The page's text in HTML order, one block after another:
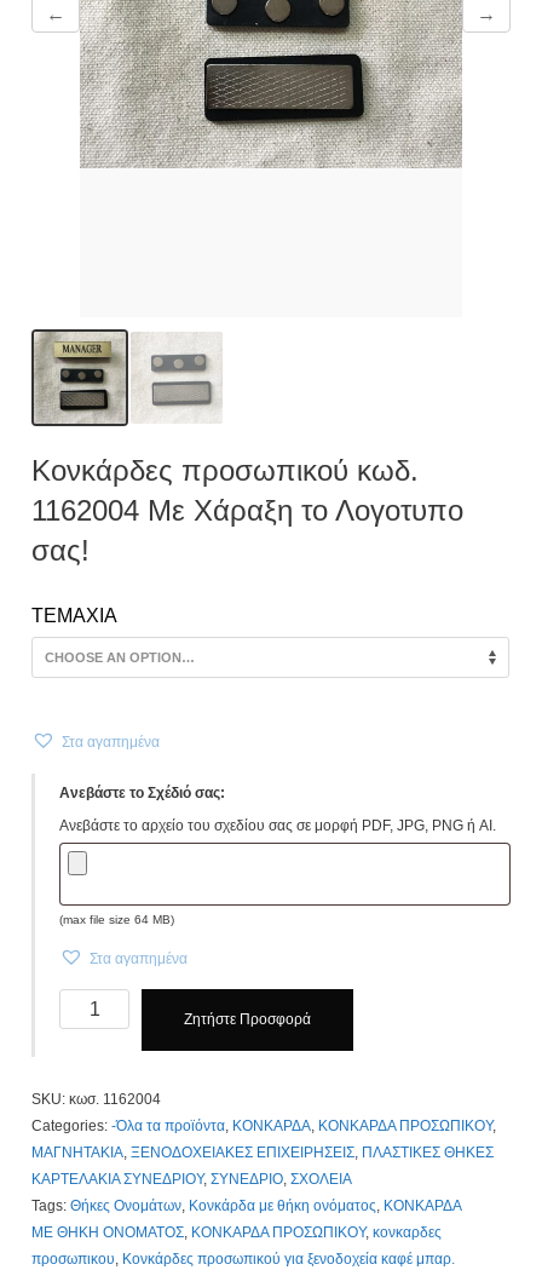
← →
Κονκάρδες προσωπικού κωδ.
1162004 Με Χάραξη το Λογοτυπο
σας!
TEMAXIA
Στα αγαπημένα
Ανεβάστε το Σχέδιό σας:
Ανεβάστε το αρχείο του σχεδίου σας σε μορφή PDF, JPG, PNG ή AI.
(max file size 64 MB)
Στα αγαπημένα
Κονκάρδες
προσωπικού
Με
Χάραξη
το
Λογοτυπο
σας!
quantity
Ζητήστε Προσφορά
SKU:κωσ. 1162004
Categories:-Όλα τα προϊόντα, ΚΟΝΚΑΡΔΑ, ΚΟΝΚΑΡΔΑ ΠΡΟΣΩΠΙΚΟΥ,
ΜΑΓΝΗΤΑΚΙΑ,ΞΕΝΟΔΟΧΕΙΑΚΕΣ ΕΠΙΧΕΙΡΗΣΕΙΣ, ΠΛΑΣΤΙΚΕΣ ΘΗΚΕΣ
ΚΑΡΤΕΛΑΚΙΑ ΣΥΝΕΔΡΙΟΥ,ΣΥΝΕΔΡΙΟ,ΣΧΟΛΕΙΑ
Tags:Θήκες Ονομάτων, Κονκάρδα με θήκη ονόματος, ΚΟΝΚΑΡΔΑ
ΜΕ ΘΗΚΗ ΟΝΟΜΑΤΟΣ, ΚΟΝΚΑΡΔΑ ΠΡΟΣΩΠΙΚΟΥ,κονκαρδες
προσωπικου, Κονκάρδες προσωπικού για ξενοδοχεία καφέ μπαρ.